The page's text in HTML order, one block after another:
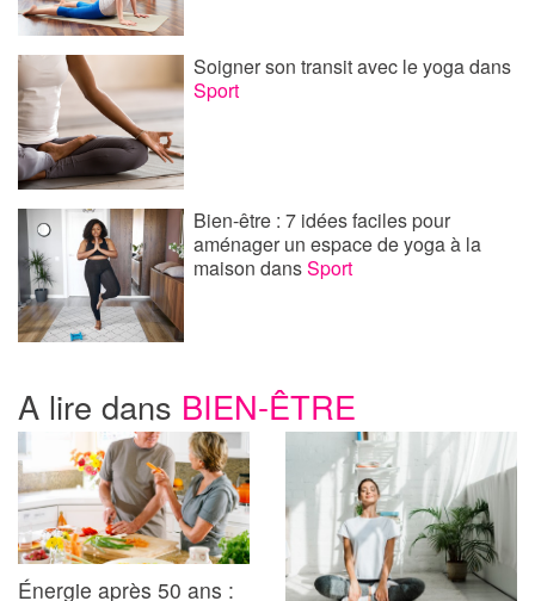
Soigner son transit avec le yogadans
Sport
Bien-être : 7 idées faciles pour
aménager un espace de yoga à la
maisondansSport
A lire dans BIEN-ÊTRE
Énergie après 50 ans :